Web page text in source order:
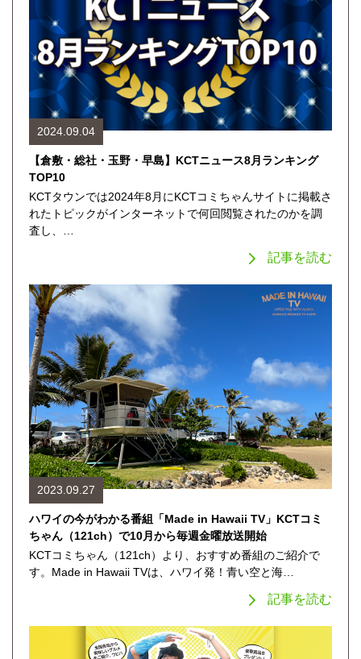
2024.09.04
【倉敷・総社・玉野・早島】KCTニュース8月ランキング
TOP10
KCTタウンでは2024年8月にKCTコミちゃんサイトに掲載さ
れたトピックがインターネットで何回閲覧されたのかを調
査し、…
記事を読む
2023.09.27
ハワイの今がわかる番組「Made in Hawaii TV」KCTコミ
ちゃん（121ch）で10月から毎週金曜放送開始
KCTコミちゃん（121ch）より、おすすめ番組のご紹介で
す。Made in Hawaii TVは、ハワイ発！青い空と海…
記事を読む